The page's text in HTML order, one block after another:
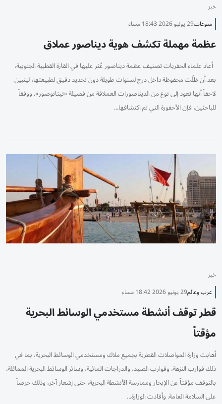
خبر
منوعات29 يونيو 2026 18:43 مساء
عظمة مهملة تكشف هوية ديناصور عملاق
أعاد علماء الحفريات تصنيف عظمة ديناصور عُثر عليها في القارة القطبية الجنوبية،
بعد أن ظلّت محفوظة داخل درج لسنوات طويلة دون تحديد دقيق لطبيعتها، ليتبين
لاحقاً أنها تعود إلى نوع من الديناصورات العملاقة من فصيلة «تيتانوصور». ووفقاً
للباحثين، فإن الأحفورة التي تم اكتشافها...
خبر
عرب وعالم29 يونيو 2026 18:42 مساء
قطر توقف أنشطة مستخدمي الوسائط البحرية
مؤقتاً
أهابت وزارة المواصلات القطرية بجميع ملاك ومستخدمي الوسائط البحرية، بما في
ذلك قوارب النزهة، وقوارب الصيد، والدراجات المائية، وسائر الوسائط البحرية المماثلة،
بالتوقف مؤقتاً عن الإبحار وممارسة الأنشطة البحرية، حتى إشعار آخر، وذلك حرصاً
على السلامة العامة. وأفادت الوزارة...